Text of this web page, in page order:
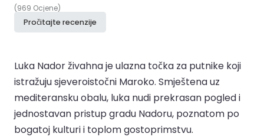
(969 Ocjene)
Pročitajte recenzije
Luka Nador živahna je ulazna točka za putnike koji
istražuju sjeveroistočni Maroko. Smještena uz
mediteransku obalu, luka nudi prekrasan pogled i
jednostavan pristup gradu Nadoru, poznatom po
bogatoj kulturi i toplom gostoprimstvu.